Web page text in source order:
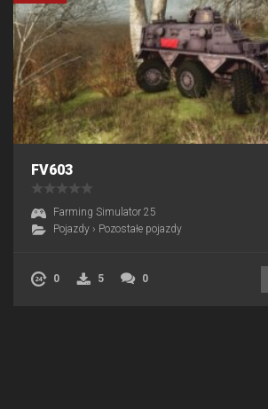
FV603
Farming Simulator 25
Pojazdy › Pozostałe pojazdy
0 5 0